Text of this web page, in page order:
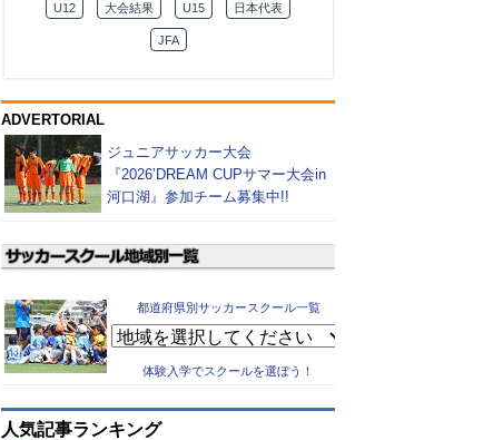
U12 大会結果 U15 日本代表
JFA
ADVERTORIAL
ジュニアサッカー大会
『2026’DREAM CUPサマー大会in
河口湖』参加チーム募集中!!
都道府県別サッカースクール一覧
体験入学でスクールを選ぼう！
人気記事ランキング